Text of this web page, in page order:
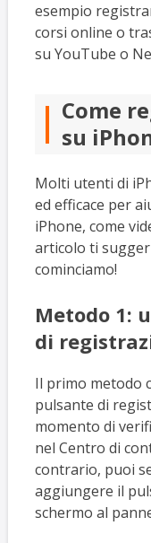
esempio
corsi online o
su YouTube o
Come
su
Molti utenti di
ed efficace per
iPhone, come
articolo ti
cominciamo!
Metodo 1:
di
Il primo metodo
pulsante di
momento di
nel Centro di
contrario, puoi
aggiungere il
schermo al